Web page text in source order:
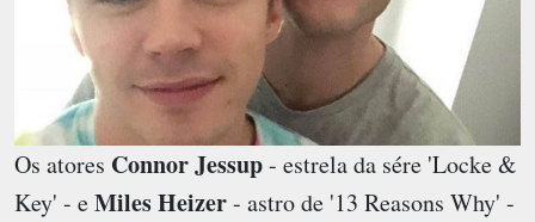
Os atores Connor Jessup- estrela da sére 'Locke &
Key' - eMiles Heizer- astro de '13 Reasons Why' -